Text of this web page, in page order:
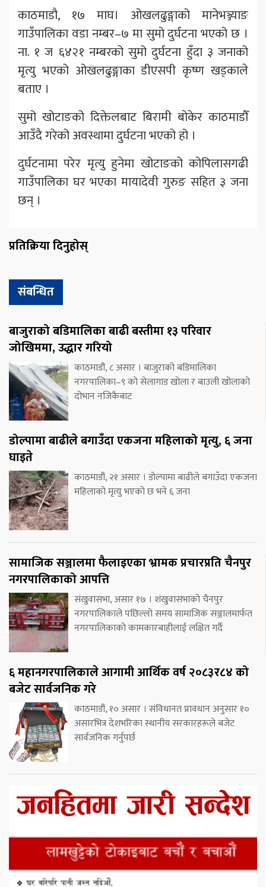
काठमाडौ, १७ माघ। ओखलढुङ्गाको मानेभञ्ज्याङ
गाउँपालिका वडा नम्बर–७ मा सुमो दुर्घटना भएको छ ।
ना. १ ज ६४२१ नम्बरको सुमो दुर्घटना हुँदा ३ जनाको
मृत्यु भएको ओखलढुङ्गाका डीएसपी कृष्ण खड्काले
बताए ।
सुमो खोटाङको दिक्तेलबाट बिरामी बोकेर काठमाडौँ
आउँदै गरेको अवस्थामा दुर्घटना भएको हो ।
दुर्घटनामा परेर मृत्यु हुनेमा खोटाङको कोपिलासगढी
गाउँपालिका घर भएका मायादेवी गुरुङ सहित ३ जना
छन् ।
प्रतिक्रिया दिनुहोस्
संबन्धित
बाजुराको बडिमालिका बाढी बस्तीमा १३ परिवार
जोखिममा, उद्धार गरियो
काठमाडौं, ८ असार । बाजुराको बडिमालिका
नगरपालिका–९ को सेलागाड खोला र बाउली खोलाको
दोभान नजिकैबाट
डोल्पामा बाढीले बगाउँदा एकजना महिलाको मृत्यु, ६ जना
घाइते
काठमाडौं, २१ असार । डोल्पामा बाढीले बगाउँदा एकजना
महिलाको मृत्यु भएको छ भने ६ जना
सामाजिक सञ्जालमा फैलाइएका भ्रामक प्रचारप्रति चैनपुर
नगरपालिकाको आपत्ति
संखुवासभा, असार १७ । शंखुवासभाको चैनपुर
नगरपालिकाले पछिल्लो समय सामाजिक सञ्जालमार्फत
नगरपालिकाको कामकारबाहीलाई लक्षित गर्दै
६ महानगरपालिकाले आगामी आर्थिक वर्ष २०८३र८४ को
बजेट सार्वजनिक गरे
काठमाडौं, १० असार । संविधानत प्रावधान अनुसार १०
असारभित्र देशभरिका स्थानीय सरकारहरूले बजेट
सार्वजनिक गर्नुपर्छ